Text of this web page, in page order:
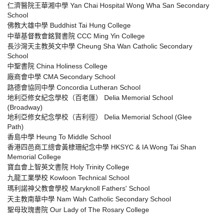
仁濟醫院王華湘中學 Yan Chai Hospital Wong Wha San Secondary
School
佛教大雄中學 Buddhist Tai Hung College
中華基督教會銘賢書院 CCC Ming Yin College
長沙灣天主教英文中學 Cheung Sha Wan Catholic Secondary
School
中聖書院 China Holiness College
廠商會中學 CMA Secondary School
路德會協同中學 Concordia Lutheran School
地利亞修女紀念學校（百老匯） Delia Memorial School
(Broadway)
地利亞修女紀念學校（吉利徑） Delia Memorial School (Glee
Path)
香島中學 Heung To Middle School
香港四邑商工總會黃棣珊紀念中學 HKSYC & IA Wong Tai Shan
Memorial College
寶血會上智英文書院 Holy Trinity College
九龍工業學校 Kowloon Technical School
瑪利諾神父教會學校 Maryknoll Fathers' School
天主教南華中學 Nam Wah Catholic Secondary School
聖母玫瑰書院 Our Lady of The Rosary College